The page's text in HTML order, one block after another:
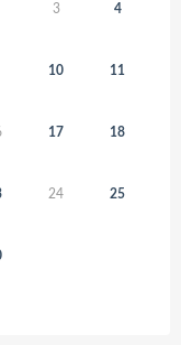
3 4
10 11
17 18
24 25